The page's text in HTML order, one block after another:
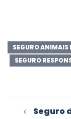
SEGURO
SEGURO
Seguro